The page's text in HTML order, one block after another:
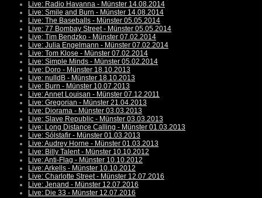
Live: Radio Havanna - Münster 14.08.2014
Live: Smile and Burn - Münster 14.08.2014
Live: The Baseballs - Münster 05.05.2014
Live: 77 Bombay Street - Münster 05.05.2014
Live: Tim Bendzko - Münster 07.02.2014
Live: Julia Engelmann - Münster 07.02.2014
Live: Tom Klose - Münster 07.02.2014
Live: Simple Minds - Münster 05.02.2014
Live: Doro - Münster 18.10.2013
Live: nulldB - Münster 18.10.2013
Live: Burn - Münster 10.07.2013
Live: Annet Louisan - Münster 07.12.2011
Live: Gregorian - Münster 21.04.2013
Live: Diorama - Münster 03.03.2013
Live: Slave Republic - Münster 03.03.2013
Live: Long Distance Calling - Münster 01.03.2013
Live: Sólstafir - Münster 01.03.2013
Live: Audrey Horne - Münster 01.03.2013
Live: Billy Talent - Münster 10.10.2012
Live: Anti-Flag - Münster 10.10.2012
Live: Arkells - Münster 10.10.2012
Live: Charlotte Street - Münster 12.07.2016
Live: Jenand - Münster 12.07.2016
Live: Die 33 - Münster 12.07.2016